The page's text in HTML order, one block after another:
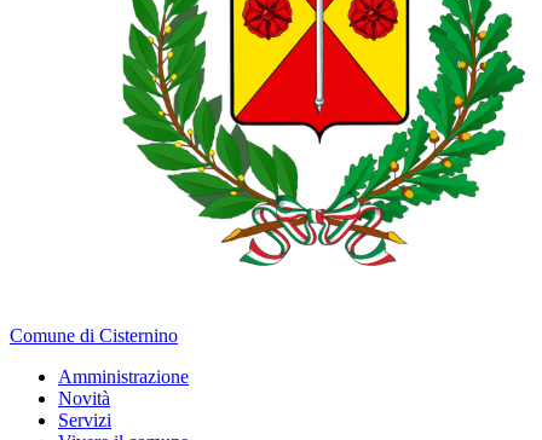
Comune di Cisternino
Amministrazione
Novità
Servizi